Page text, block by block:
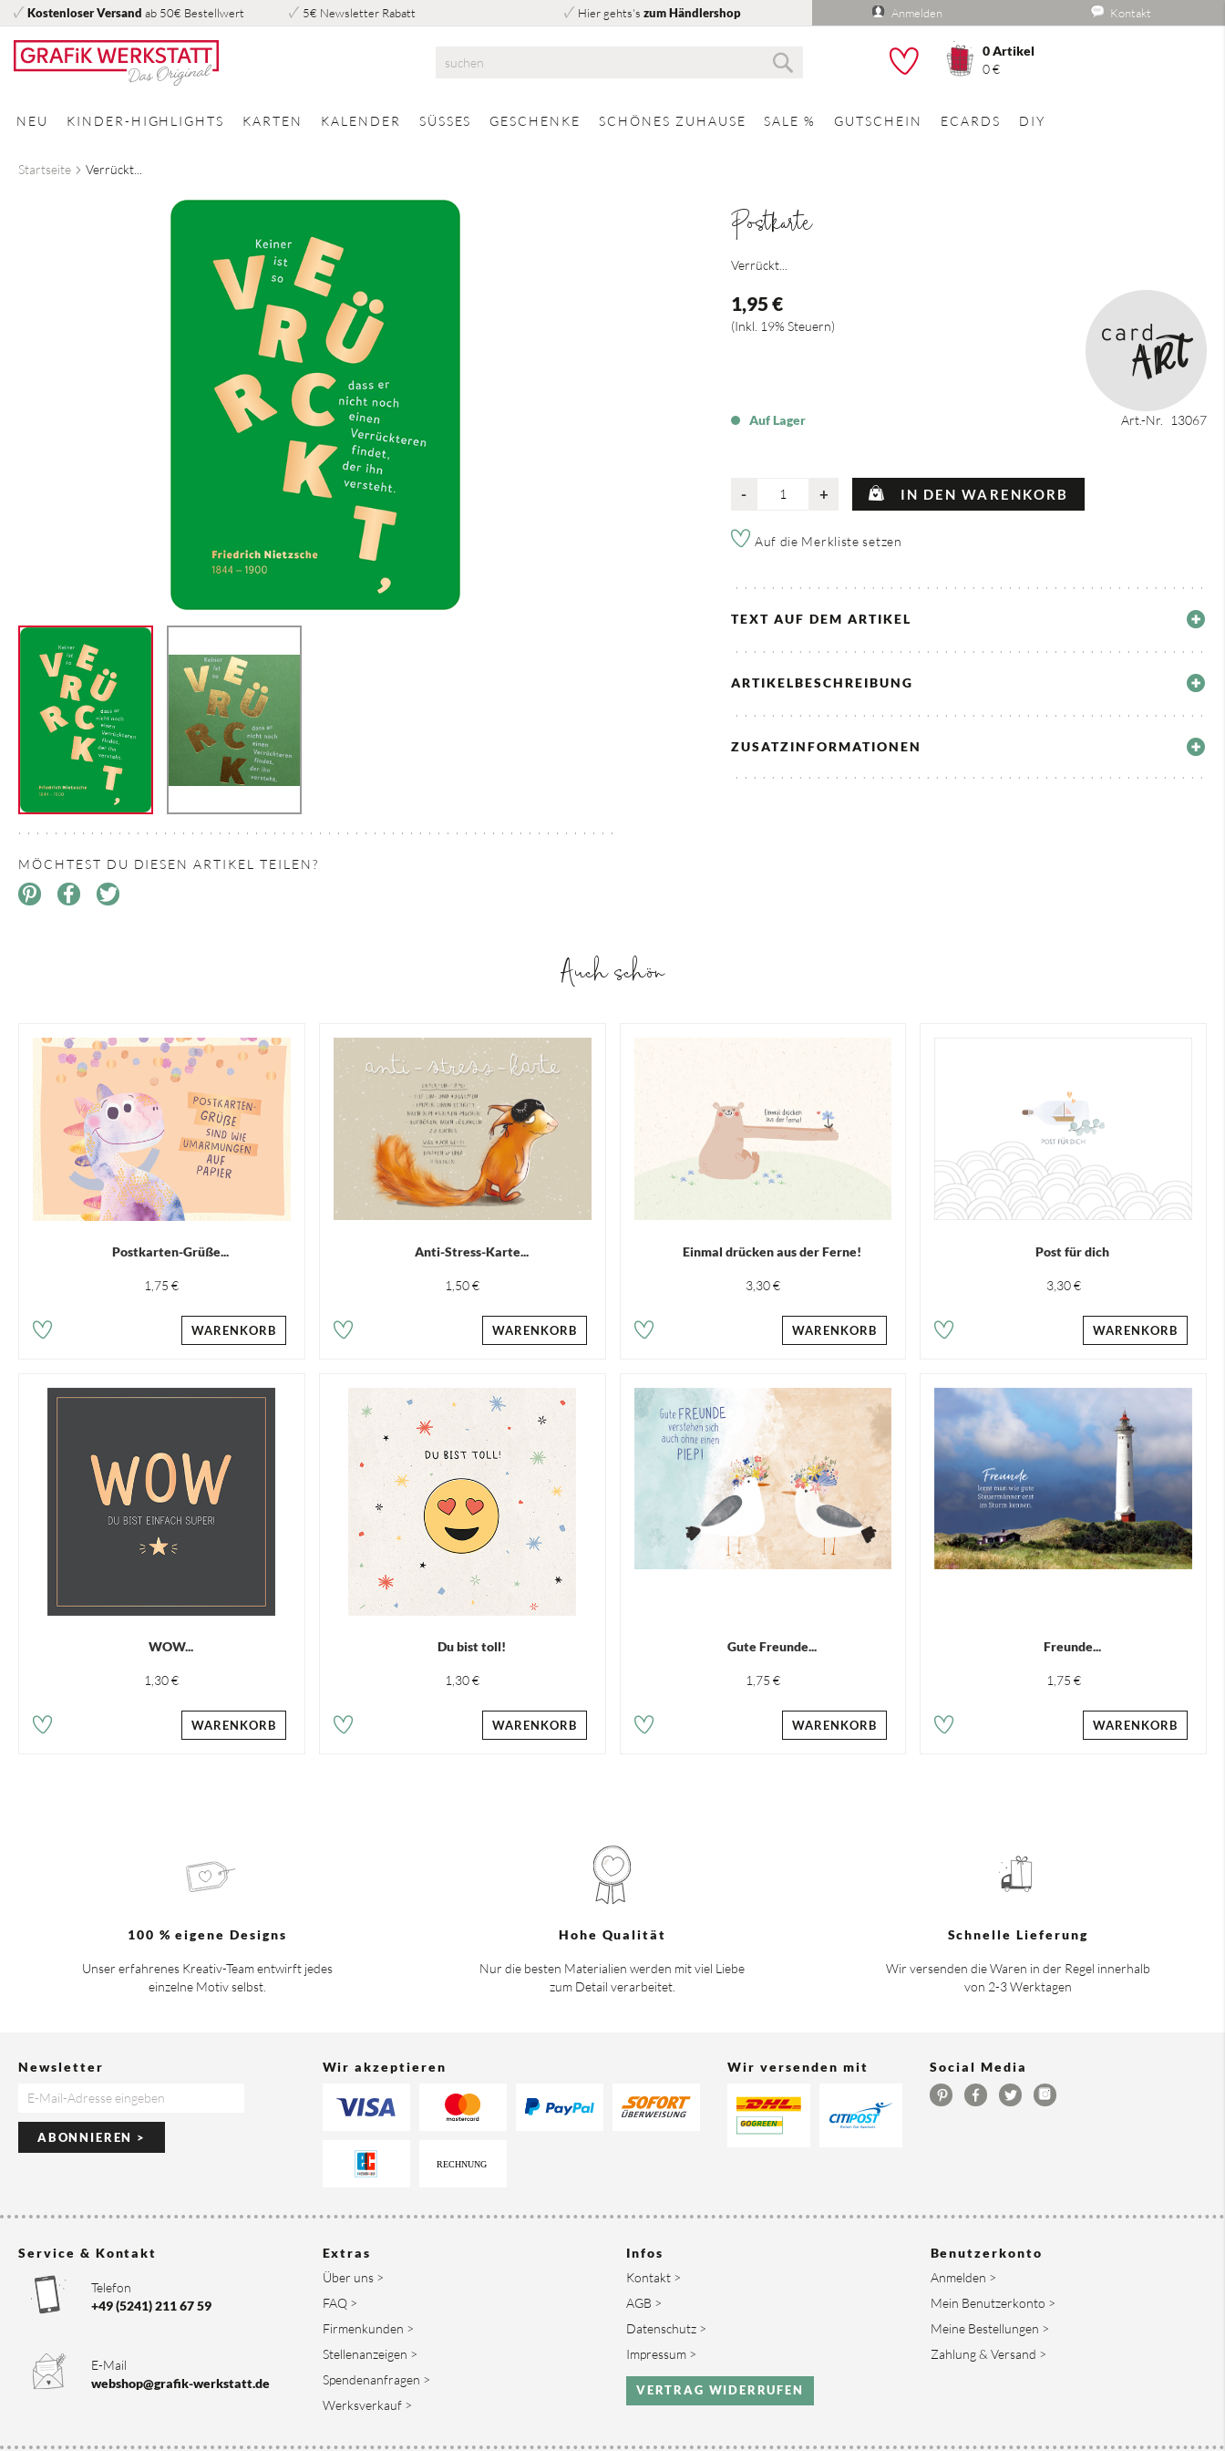
Kostenloser Versand ab 50€ Bestellwert 5€ Newsletter Rabatt Hier gehts's zum Händlershop Anmelden Kontakt
Direkt
zum
0Artikel
0 €
NEU KINDER-HIGHLIGHTS KARTEN KALENDER SÜSSES GESCHENKE SCHÖNES ZUHAUSE SALE % GUTSCHEIN ECARDS DIY
Startseite Verrückt...
Postkarte
Verrückt...
1,95 €
Inkl. 19% Steuern
Auf Lager Art.-Nr. 13067
- + IN DEN WARENKORB
Auf die Merkliste setzen
TEXT AUF DEM ARTIKEL
ARTIKELBESCHREIBUNG
ZUSATZINFORMATIONEN
MÖCHTEST DU DIESEN ARTIKEL TEILEN?
Auch schön
Postkarten-Grüße...
1,75 €
WARENKORB
Anti-Stress-Karte...
1,50 €
WARENKORB
Einmal drücken aus der Ferne!
3,30 €
WARENKORB
Post für dich
3,30 €
WARENKORB
WOW...
1,30 €
WARENKORB
Du bist toll!
1,30 €
WARENKORB
Gute Freunde...
1,75 €
WARENKORB
Freunde...
1,75 €
WARENKORB
100 % eigene Designs
Unser erfahrenes Kreativ-Team entwirft jedes
einzelne Motiv selbst.
Hohe Qualität
Nur die besten Materialien werden mit viel Liebe
zum Detail verarbeitet.
Schnelle Lieferung
Wir versenden die Waren in der Regel innerhalb
von 2-3 Werktagen
Newsletter
ABONNIEREN >
Wir akzeptieren Wir versenden mit Social Media
Service & Kontakt
Telefon
+49 (5241) 211 67 59
E-Mail
webshop@grafik-werkstatt.de
Extras
Über uns >
FAQ >
Firmenkunden >
Stellenanzeigen >
Spendenanfragen >
Werksverkauf >
Infos
Kontakt >
AGB >
Datenschutz >
Impressum >
VERTRAG WIDERRUFEN
Benutzerkonto
Anmelden >
Mein Benutzerkonto >
Meine Bestellungen >
Zahlung & Versand >